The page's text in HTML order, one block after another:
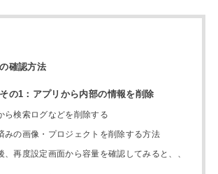
確認方法
の1：アプリから内部の情報を削除
ら検索ログなどを削除する
みの画像・プロジェクトを削除する方法
、再度設定画面から容量を確認してみると、、